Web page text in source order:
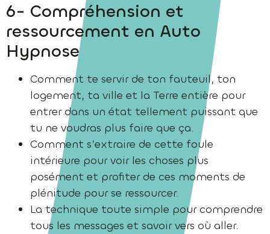
6- Compréhension et
ressourcement en Auto
Hypnose
Comment te servir de ton fauteuil, ton
logement, ta ville et la Terre entière pour
entrer dans un état tellement puissant que
tu ne voudras plus faire que ça.
Comment s’extraire de cette foule
intérieure pour voir les choses plus
posément et profiter de ces moments de
plénitude pour se ressourcer.
La technique toute simple pour comprendre
tous les messages et savoir vers où aller.